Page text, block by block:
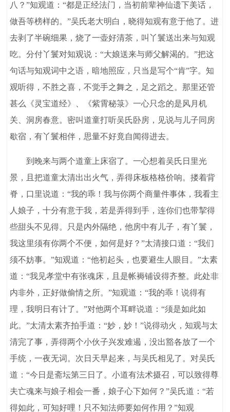
八？”知观道：“都是正经法门，当初前辈神仙遗下美话，
做吾等榜样的。”吴氏老大明白，晓得知观有意于他了。进
去剥了半碗细果，烧了一壶好清茶，叫丫鬟送出来与知观
吃。分付丫鬟对知观说：“大娘送来与师父解渴的。”把这
句话与知观词中之语，暗地照应，只当是写个“肯”字。知
观听得，不胜之喜，不觉手之舞之，足之蹈之。那里还管
甚么《灵宝道经》、《紫霄秘箓》一心只念的是风月机
关、洞房春意。密叫道童打听吴氏卧房，见说与儿子同房
歇宿，有丫鬟相伴，思量不好竟自闻得进去。
到晚来与两个道童上床宿了。一心想着吴氏日里光
景，且把道童太清出出火气，弄得床板格格价响。搂着背
脊，口里说道：“我的乖！我与你两个商量件事体，我看主
人娘子，十分有意于我，若是弄得到手，连你们也带挈得
些甜头不见得。只是内外隔绝，他房中有儿子，有丫鬟，
我这里须有你两个不便，如何是好？”太清接口道：“我们
须不妨事。”知观道：“他初起头，也要避生人眼目。”太素
道：“我见孝堂中有张魂床，且是帐褥铺设得齐整。此处非
内非外，正好做偷情之所。”知观道：“我的乖！说得有
理，我明日有计了。”对他两个耳畔说道：“须是如此如
此。”太清太素齐拍手道：“妙，妙！”说得动火，知观与太
清完了事，弄得两个小伙子兴发难遏，没出豁各放了一个
手统，一夜无词。次日天早起来，与吴氏相见了。对吴氏
道：“今日是斋坛第三日了。小道有法术摄召，可以致得尊
夫亡魂来与娘子相会一番，娘子心下如何？”吴氏道：“若
得如此，可知好哩！只不知法师要如何作用？”知观